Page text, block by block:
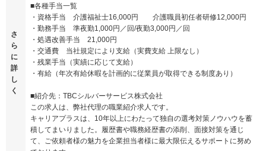
さ
ら
に
詳
し
く
■各種手当一覧
・資格手当 介護福祉士16,000円 介護職員初任者研修12,000円
・勤務手当 準夜勤1,000円／回/夜勤3,000円／回
・処遇改善手当 21,000円
・交通費 当社規定により支給（実費支給 上限なし）
・残業手当（実績に応じて支給）
・有給（年次有給休暇を計画的に従業員が取得できる制度あり）
■紹介先：TBCシルバーサービス株式会社
この求人は、弊社代理の職業紹介求人です。
キャリアプラスは、10年以上にわたって独自の選考対策ノウハウを蓄
積してまいりました。履歴書や職務経歴書の添削、面接対策を通じ
て、ご依頼者様の魅力を企業担当者様に最大限伝えるサポートに努め